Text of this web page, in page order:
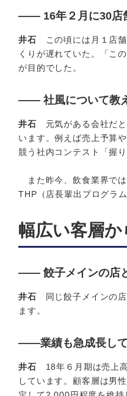
―― 16年２月に30店
井石 この頃には月１店
くりが遅れていた。「こ
が目的でした。
―― 社風について教
井石 元気がある会社だと
います。例えば売上予算
競う社内コンテスト「握
また昨今、飲食業界では
THP（店長輩出プログラ
幅広い客層
―― 餃子メインの店と
井石 同じ餃子メインの店
ます。
――業績も急成長して
井石 18年６月期は売上
しています。顧客層は男